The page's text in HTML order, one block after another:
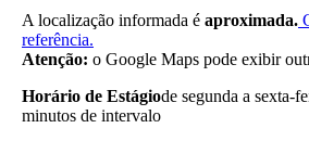
A localização informada é aproximada.
referência.
Atenção: o Google Maps pode exibir
Horário de Estágiode segunda a sexta-
minutos de intervalo